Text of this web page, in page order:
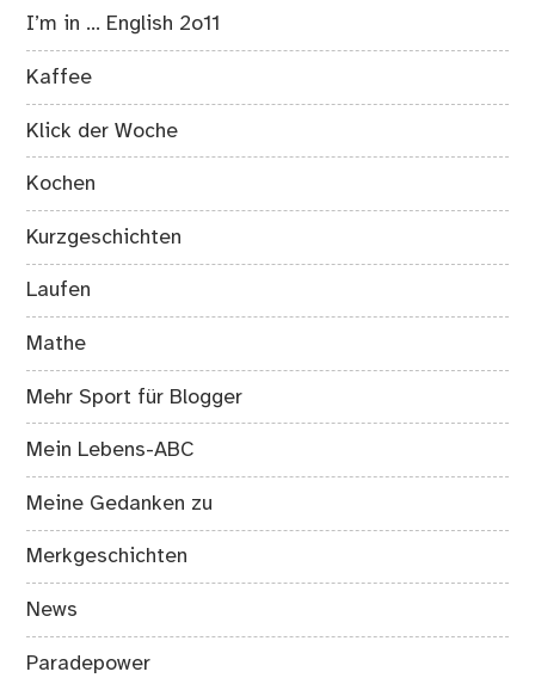
I’m in … English 2o11
Kaffee
Klick der Woche
Kochen
Kurzgeschichten
Laufen
Mathe
Mehr Sport für Blogger
Mein Lebens-ABC
Meine Gedanken zu
Merkgeschichten
News
Paradepower